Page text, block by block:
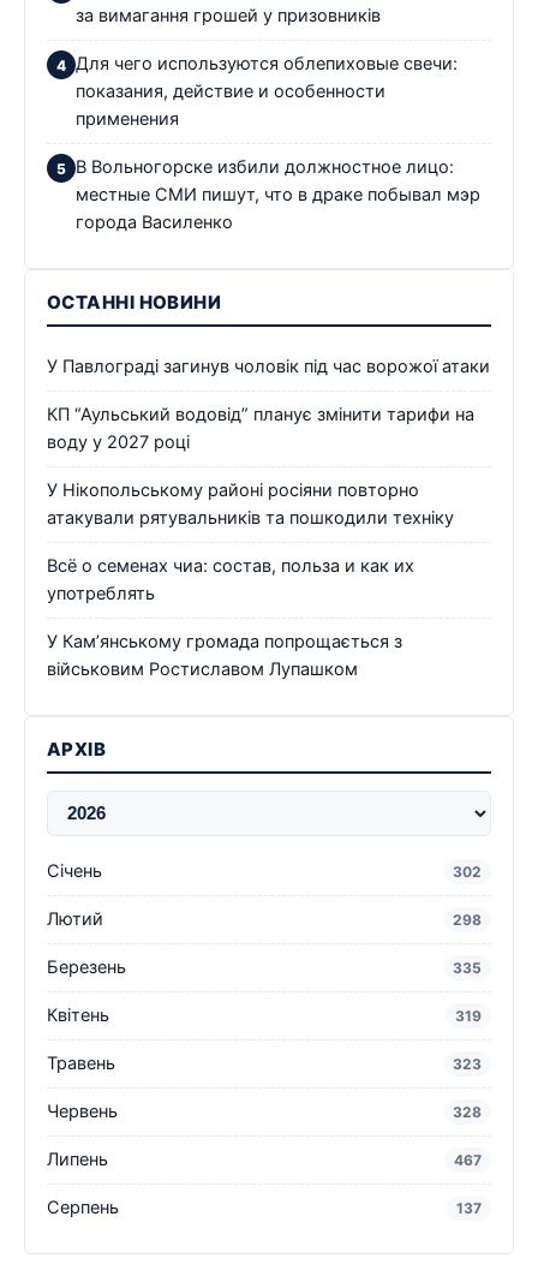
за вимагання грошей у призовників
Для чего используются облепиховые свечи:
показания, действие и особенности
применения
В Вольногорске избили должностное лицо:
местные СМИ пишут, что в драке побывал мэр
города Василенко
ОСТАННІ НОВИНИ
У Павлограді загинув чоловік під час ворожої атаки
КП “Аульський водовід” планує змінити тарифи на
воду у 2027 році
У Нікопольському районі росіяни повторно
атакували рятувальників та пошкодили техніку
Всё о семенах чиа: состав, польза и как их
употреблять
У Кам’янському громада попрощається з
військовим Ростиславом Лупашком
АРХІВ
Січень 302
Лютий 298
Березень 335
Квітень 319
Травень 323
Червень 328
Липень 467
Серпень 137